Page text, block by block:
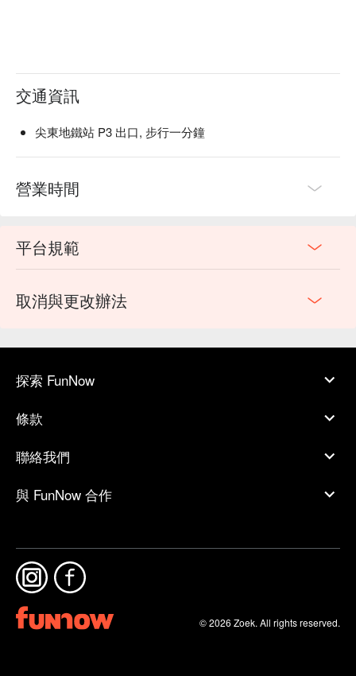
交通資訊
尖東地鐵站 P3 出口, 步行一分鐘
營業時間
平台規範
取消與更改辦法
探索 FunNow
條款
聯絡我們
與 FunNow 合作
© 2026 Zoek. All rights reserved.